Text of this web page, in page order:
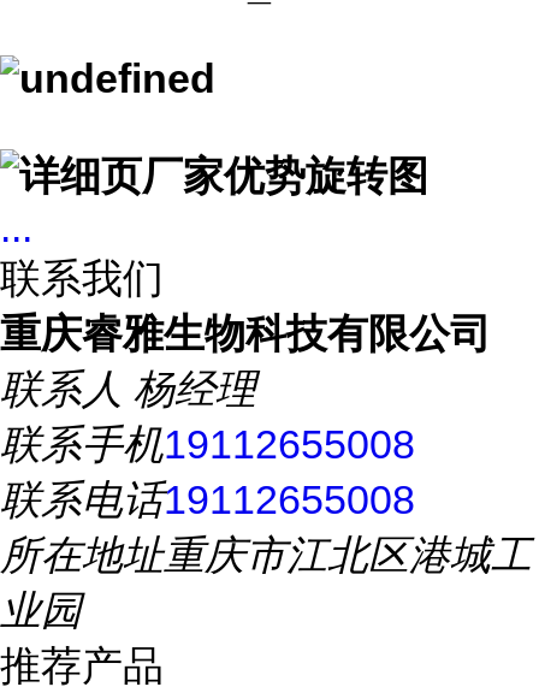
...
联系我们
重庆睿雅生物科技有限公司
联系人 杨经理
联系手机19112655008
联系电话19112655008
所在地址重庆市江北区港城工
业园
推荐产品